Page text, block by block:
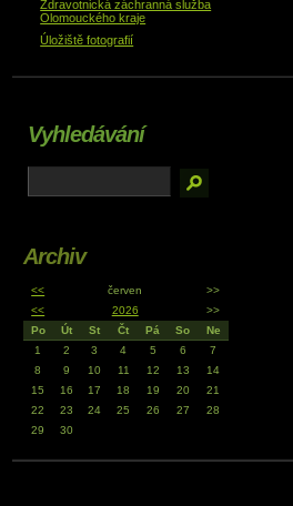
Zdravotnická záchranná služba
Olomouckého kraje
Úložiště fotografií
Vyhledávání
Archiv
<< červen
>>
<<
2026
>>
Po
Út St Čt Pá So
Ne
1
2 3 4 5 6
7
8
9 10 11 12 13
14
15
16 17 18 19 20
21
22
23 24 25 26 27
28
29
30